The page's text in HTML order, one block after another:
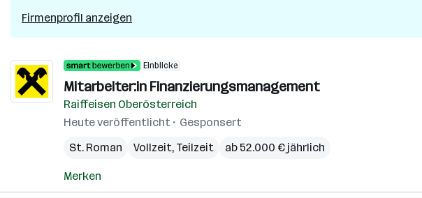
Firmenprofil anzeigen
Einblicke
Mitarbeiter:in Finanzierungsmanagement
Raiffeisen Oberösterreich
Heute veröffentlicht
Gesponsert
St. Roman
Vollzeit, Teilzeit ab 52.000 € jährlich
Merken